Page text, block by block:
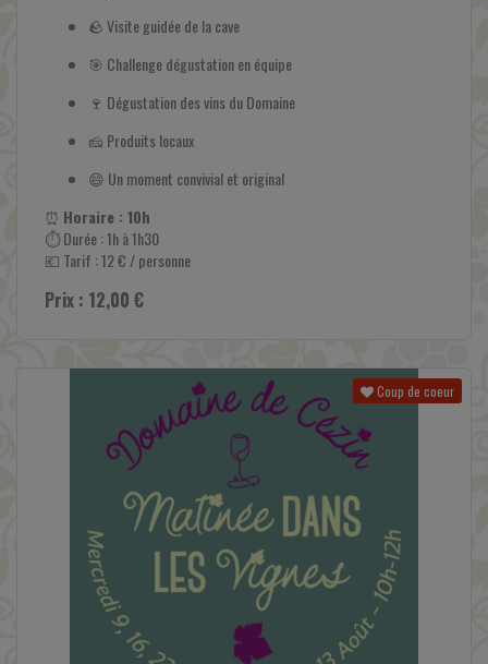
🪨 Visite guidée de la cave
🎯 Challenge dégustation en équipe
🍷 Dégustation des vins du Domaine
🧀 Produits locaux
😄 Un moment convivial et original
⏰ Horaire : 10h
⏱ Durée : 1h à 1h30
💶 Tarif : 12 € / personne
Prix : 12,00 €
Coup de coeur